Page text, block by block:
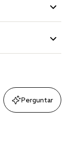
Perguntar